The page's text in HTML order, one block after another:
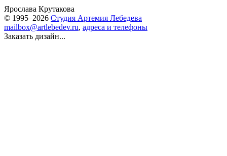
Ярослава Крутакова
© 1995–2026 Студия Артемия Лебедева
mailbox@artlebedev.ru, адреса и телефоны
Заказать дизайн...